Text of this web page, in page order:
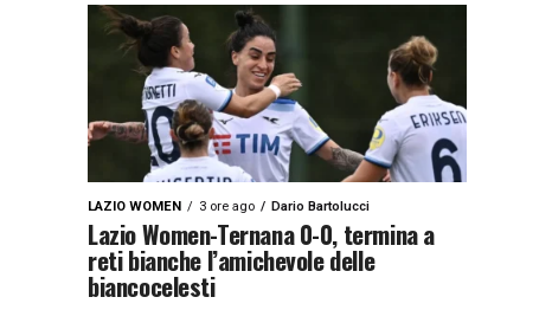
LAZIO WOMEN 3 ore ago Dario Bartolucci
Lazio Women-Ternana 0-0, termina a
reti bianche l’amichevole delle
biancocelesti